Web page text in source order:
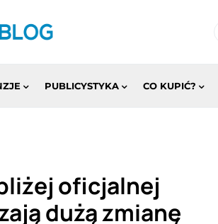
PUBLICYSTYKA CO KUPIĆ?
oficjalnej
dużą zmianę